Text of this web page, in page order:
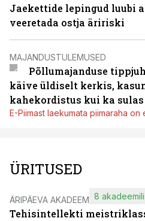
Jaekettide lepingud luubi
veeretada ostja äririski
MAJANDUSTULEMUSED
Põllumajanduse
käive üldiselt kerkis,
kahekordistus kui ka
E-Piimast laekumata piimaraha on
ÜRITUSED
ÄRIPÄEVA AKADEEMIA
Tehisintellekti
8